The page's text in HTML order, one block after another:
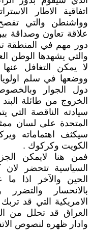
اتفاقية الاطار
وواشنطن والتي
علاقة تعاون وصداقة
دور مهم في المنطقة
والتي يشهدها الوطن
لا يمكن التغافل
ووضعها في سلم
دول الجوار
الخروج من طائلة
سيادته الناقصة التي
المتحدة على لسان
سيكثف اهتماماته
الكويت وكركوك .
فمن هنا لايمكن
السياسية تتحضر
الحين والآخر اذا
بالانحسار والتضرر
الامريكية التي قد
العراق قد تحلل من
وادار ظهره لنصوص